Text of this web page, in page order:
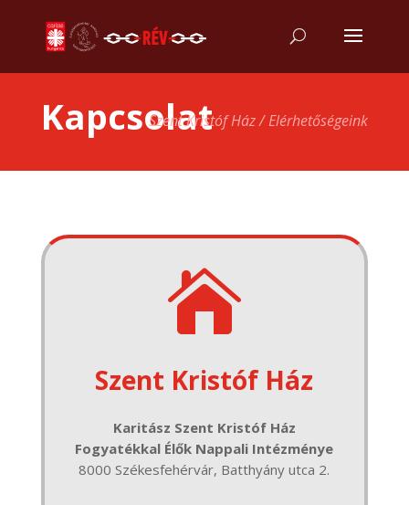
KapcsolatSzent Kristóf Ház / Elérhetőségeink

Szent Kristóf Ház
Karitász Szent Kristóf Ház
Fogyatékkal Élők Nappali Intézménye
8000 Székesfehérvár, Batthyány utca 2.